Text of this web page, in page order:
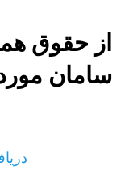
از حقوق
سامان